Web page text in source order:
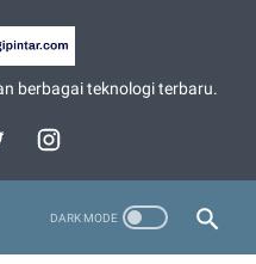
berbagai teknologi terbaru.